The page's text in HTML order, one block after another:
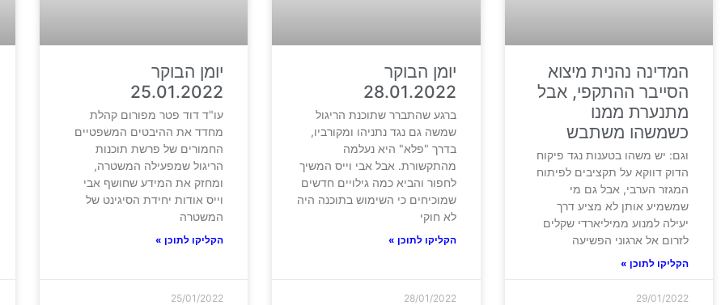
המדינה נהנית מיצוא
הסייבר ההתקפי, אבל
מתנערת ממנו
כשמשהו משתבש
וגם: יש משהו בטענות נגד פיקוח
הדוק דווקא על תקציבים לפיתוח
המגזר הערבי, אבל גם מי
שמשמיע אותן לא מציע דרך
יעילה למנוע ממיליארדי שקלים
לזרום אל ארגוני הפשיעה
הקליקו לתוכן »
29/01/2022
יומן הבוקר
28.01.2022
ברגע שהתברר שתוכנת הריגול
שמשה גם נגד נתניהו ומקורביו,
בדרך "פלא" היא נעלמה
מהתקשורת. אבל אבי וייס המשיך
לחפור והביא כמה גילויים חדשים
שמוכיחים כי השימוש בתוכנה היה
לא חוקי
הקליקו לתוכן »
28/01/2022
יומן הבוקר
25.01.2022
עו"ד דוד פטר מפורום קהלת
מחדד את ההיבטים המשפטיים
החמורים של פרשת תוכנות
הריגול שמפעילה המשטרה,
ומחזק את המידע שחושף אבי
וייס אודות יחידת הסיגינט של
המשטרה
הקליקו לתוכן »
25/01/2022